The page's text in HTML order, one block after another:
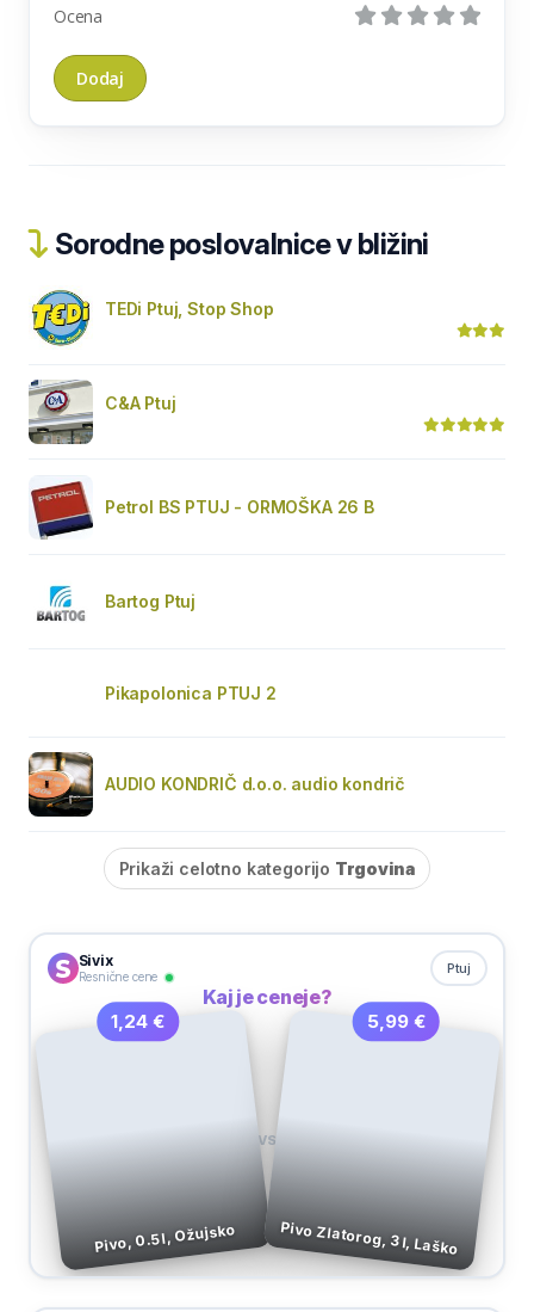
Ocena
Sorodne poslovalnice v bližini
TEDi Ptuj, Stop Shop
C&A Ptuj
Petrol BS PTUJ - ORMOŠKA 26 B
Bartog Ptuj
Pikapolonica PTUJ 2
AUDIO KONDRIČ d.o.o. audio kondrič
Prikaži celotno kategorijo Trgovina
Sivix
Resnične cene
Ptuj
Kaj je ceneje?
1,24 €
Pivo, 0.5 l, Ožujsko
VS
5,99 €
Pivo Zlatorog, 3 l, Laško